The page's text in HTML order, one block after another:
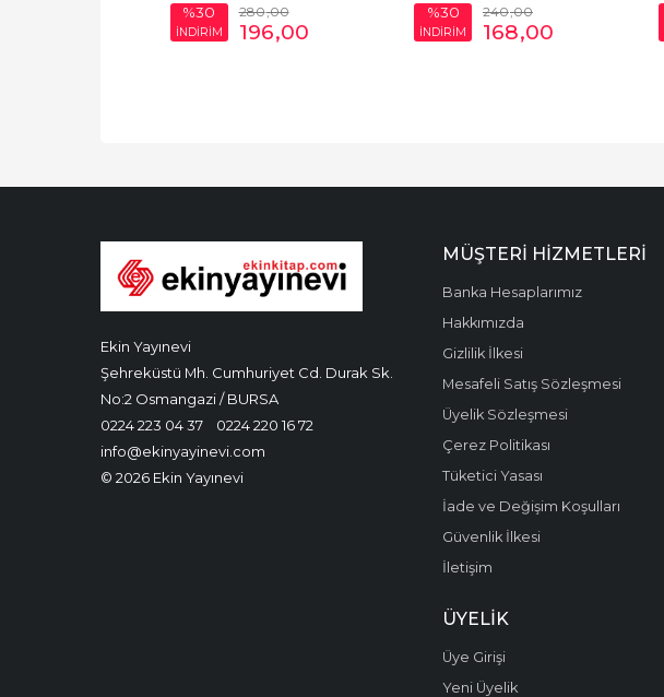
%30
İNDİRİM
280,00
196,00
%30
İNDİRİM
240,00
168,00
Ekin Yayınevi
Şehreküstü Mh. Cumhuriyet Cd. Durak Sk.
No:2 Osmangazi / BURSA
0224 223 04 37
0224 220 16 72
info@ekinyayinevi.com
© 2026 Ekin Yayınevi
MÜŞTERI HIZMETLERI
Banka Hesaplarımız
Hakkımızda
Gizlilik İlkesi
Mesafeli Satış Sözleşmesi
Üyelik Sözleşmesi
Çerez Politikası
Tüketici Yasası
İade ve Değişim Koşulları
Güvenlik İlkesi
İletişim
ÜYELIK
Üye Girişi
Yeni Üyelik